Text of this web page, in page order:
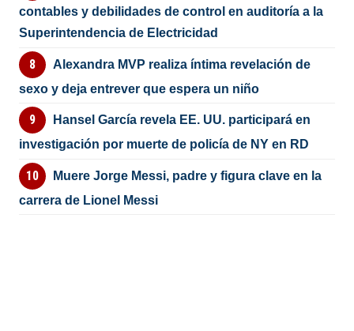
contables y debilidades de control en auditoría a la
Superintendencia de Electricidad
Alexandra MVP realiza íntima revelación de
sexo y deja entrever que espera un niño
Hansel García revela EE. UU. participará en
investigación por muerte de policía de NY en RD
Muere Jorge Messi, padre y figura clave en la
carrera de Lionel Messi